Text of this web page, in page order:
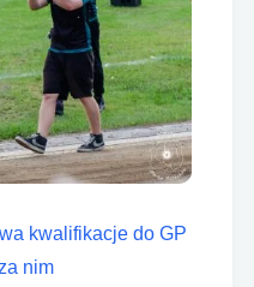
kwalifikacje do GP
nim